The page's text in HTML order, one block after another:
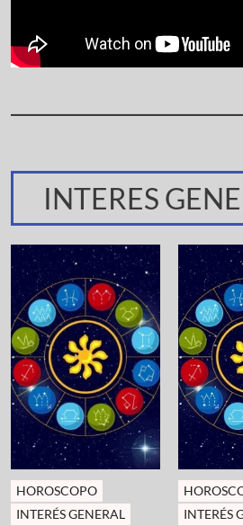
INTERES
HOROSCOPO
INTERÉS GENERAL
INTERÉS